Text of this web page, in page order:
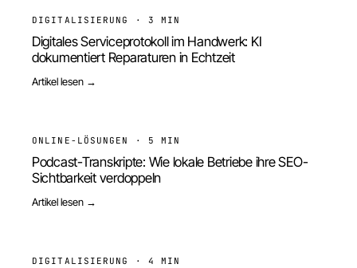
DIGITALISIERUNG · 3 MIN
Digitales Serviceprotokoll im Handwerk: KI
dokumentiert Reparaturen in Echtzeit
Artikel lesen →
ONLINE-LÖSUNGEN · 5 MIN
Podcast-Transkripte: Wie lokale Betriebe ihre SEO-
Sichtbarkeit verdoppeln
Artikel lesen →
DIGITALISIERUNG · 4 MIN